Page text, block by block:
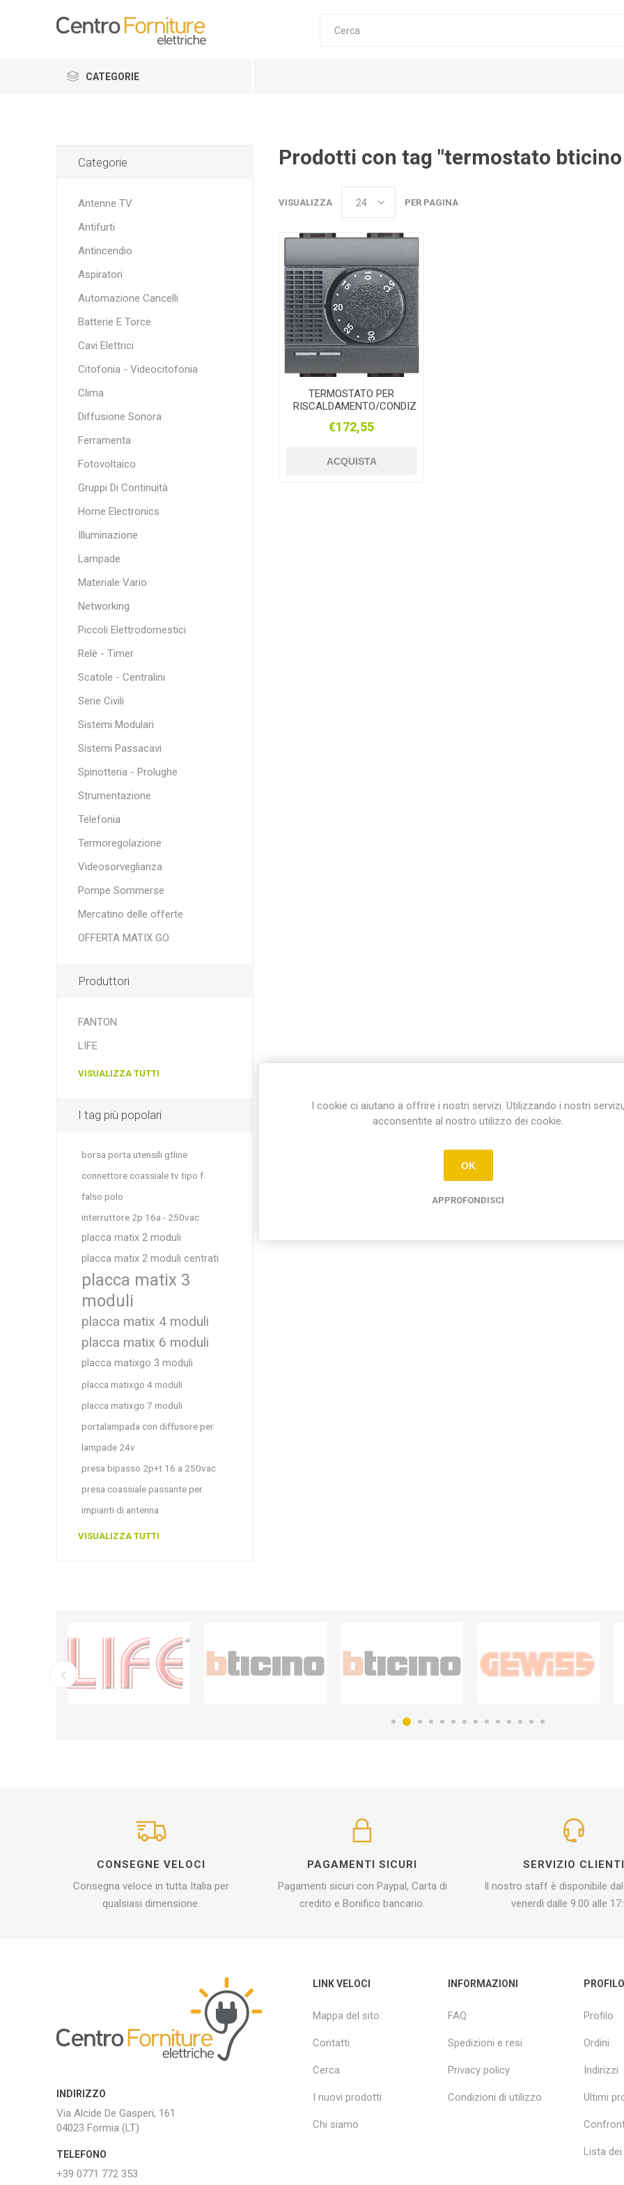
CATEGORIE
Prodotti con tag "termostato
VISUALIZZA PER PAGINA
TERMOSTATO PER
RISCALDAMENTO/CONDIZIONAMENTO
ANTRACITE
€172,55
ACQUISTA
Categorie
Antenne TV
Antifurti
Antincendio
Aspiratori
Automazione Cancelli
Batterie E Torce
Cavi Elettrici
Citofonia - Videocitofonia
Clima
Diffusione Sonora
Ferramenta
Fotovoltaico
Gruppi Di Continuità
Home Electronics
Illuminazione
Lampade
Materiale Vario
Networking
Piccoli Elettrodomestici
Relè - Timer
Scatole - Centralini
Serie Civili
Sistemi Modulari
Sistemi Passacavi
Spinotteria - Prolughe
Strumentazione
Telefonia
Termoregolazione
Videosorveglianza
Pompe Sommerse
Mercatino delle offerte
OFFERTA MATIX GO
Produttori
FANTON
LIFE
VISUALIZZA TUTTI
I tag più popolari
borsa porta utensili gtline
connettore coassiale tv tipo f
falso polo
interruttore 2p 16a - 250vac
placca matix 2 moduli
placca matix 2 moduli centrati
placca matix 3
moduli
placca matix 4 moduli
placca matix 6 moduli
placca matixgo 3 moduli
placca matixgo 4 moduli
placca matixgo 7 moduli
portalampada con diffusore per
lampade 24v
presa bipasso 2p+t 16 a 250vac
presa coassiale passante per
impianti di antenna
VISUALIZZA TUTTI
CONSEGNE VELOCI
Consegna veloce in tutta Italia per
qualsiasi dimensione.
PAGAMENTI SICURI
Pagamenti sicuri con Paypal, Carta di
credito e Bonifico bancario.
SERVIZIO CLIENTI
Il nostro staff è disponibile
venerdì dalle 9:00 alle
INDIRIZZO
Via Alcide De Gasperi, 161
04023 Formia (LT)
TELEFONO
+39 0771 772 353
LINK VELOCI
Mappa del sito
Contatti
Cerca
I nuovi prodotti
Chi siamo
INFORMAZIONI
FAQ
Spedizioni e resi
Privacy policy
Condizioni di utilizzo
PROFILO
Profilo
Ordini
Indirizzi
Ultimi
Lista
I cookie ci aiutano a offrire i nostri servizi. Utilizzando i nostri servizi,
acconsentite al nostro utilizzo dei cookie.
OK
APPROFONDISCI